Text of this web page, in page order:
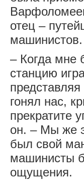
отец –
машинистов.
– Когда мне
станцию
гонял нас,
прекратите
он. – Мы же
был свой
машинисты
ощущения.